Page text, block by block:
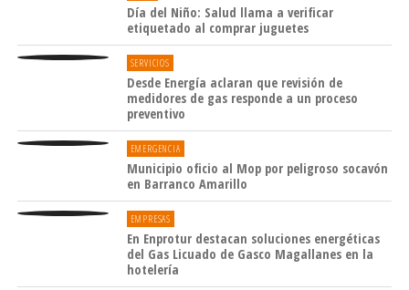
Día del Niño: Salud llama a verificar
etiquetado al comprar juguetes
SERVICIOS
Desde Energía aclaran que revisión de
medidores de gas responde a un proceso
preventivo
EMERGENCIA
Municipio oficio al Mop por peligroso socavón
en Barranco Amarillo
EMPRESAS
En Enprotur destacan soluciones energéticas
del Gas Licuado de Gasco Magallanes en la
hotelería